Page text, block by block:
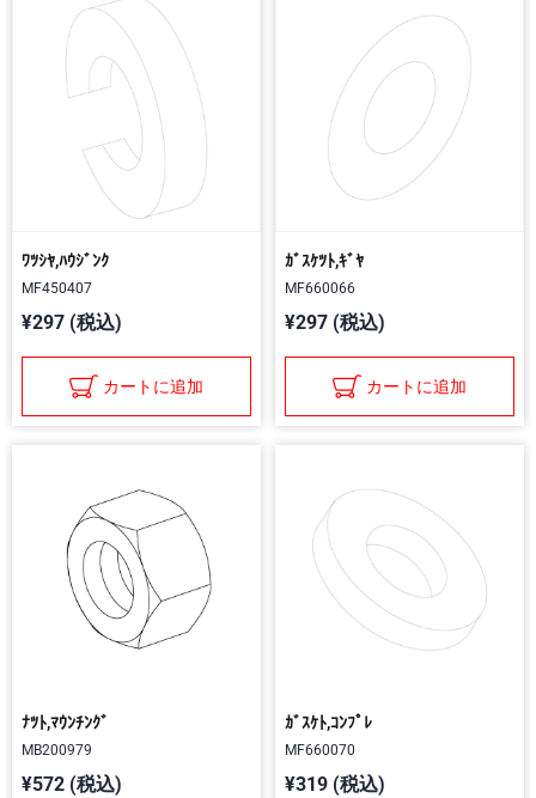
ﾜﾂｼﾔ,ﾊｳｼﾞﾝｸ
MF450407
¥297 (税込)
カートに追加
ｶﾞｽｹﾂﾄ,ｷﾞﾔ
MF660066
¥297 (税込)
カートに追加
ﾅﾂﾄ,ﾏｳﾝﾁﾝｸﾞ
MB200979
¥572 (税込)
ｶﾞｽｹﾄ,ｺﾝﾌﾟﾚ
MF660070
¥319 (税込)